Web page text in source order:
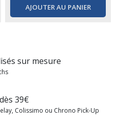
AJOUTER AU PANIER
sur mesure
39€
Colissimo ou Chrono Pick-Up